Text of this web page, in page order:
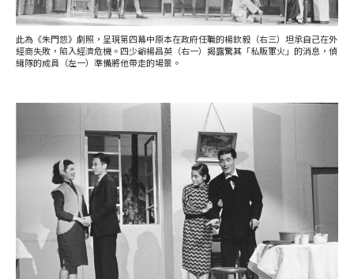
此為《朱門怨》劇照，呈現第四幕中原本在政府任職的楊欽毅（右三）坦承自己在外
經商失敗，陷入經濟危機。四少爺楊昌英（右一）揭露驚其「私販軍火」的消息，偵
緝隊的成員（左一）準備將他帶走的場景。